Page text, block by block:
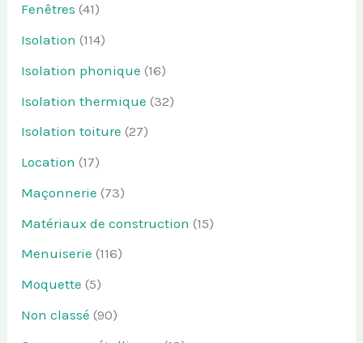
Fenêtres (41)
Isolation (114)
Isolation phonique (16)
Isolation thermique (32)
Isolation toiture (27)
Location (17)
Maçonnerie (73)
Matériaux de construction (15)
Menuiserie (116)
Moquette (5)
Non classé (90)